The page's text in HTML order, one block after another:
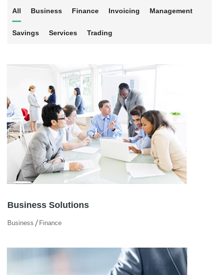
All Business Finance Invoicing Management
Savings Services Trading
Business Solutions
Business / Finance